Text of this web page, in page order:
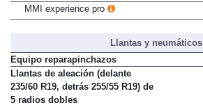
canales, 830 W)
MMI experience pro
Llantas y neumáticos
Equipo reparapinchazos
Llantas de aleación (delante
235/60 R19, detrás 255/55 R19) de